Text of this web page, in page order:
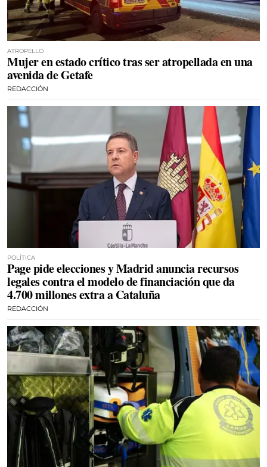
ATROPELLO
Mujer en estado crítico tras ser atropellada en una
avenida de Getafe
REDACCIÓN
POLÍTICA
Page pide elecciones y Madrid anuncia recursos
legales contra el modelo de financiación que da
4.700 millones extra a Cataluña
REDACCIÓN